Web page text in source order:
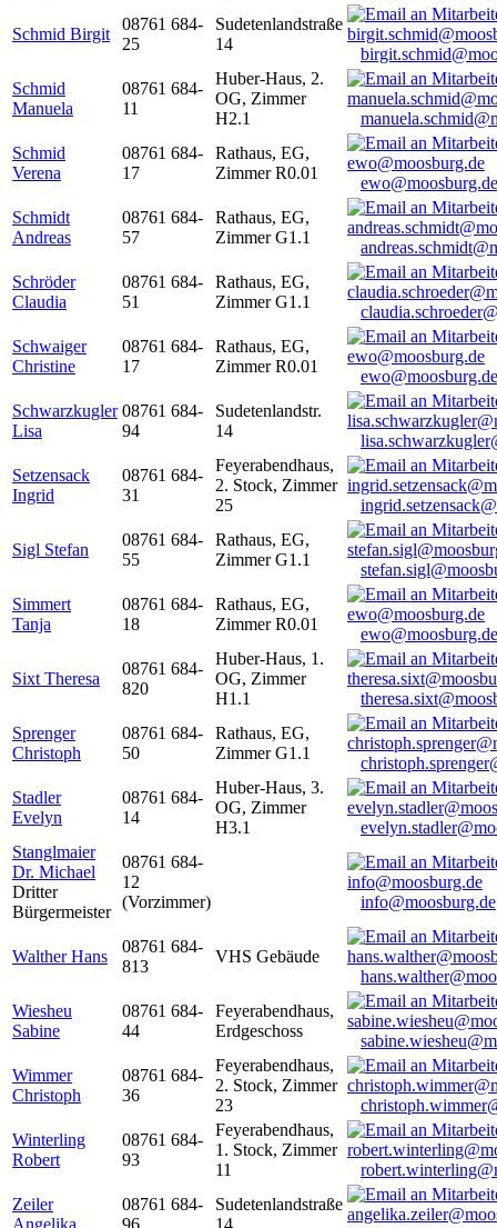
Schmid Birgit
08761 684-
25
Sudetenlandstraße
14
Schmid
Manuela
08761 684-
11
Huber-Haus, 2.
OG, Zimmer
H2.1
Schmid
Verena
08761 684-
17
Rathaus, EG,
Zimmer R0.01
ewo@moosburg.de
Schmidt
Andreas
08761 684-
57
Rathaus, EG,
Zimmer G1.1
Schröder
Claudia
08761 684-
51
Rathaus, EG,
Zimmer G1.1
Schwaiger
Christine
08761 684-
17
Rathaus, EG,
Zimmer R0.01
ewo@moosburg.de
Schwarzkugler
Lisa
08761 684-
94
Sudetenlandstr.
14
Setzensack
Ingrid
08761 684-
31
Feyerabendhaus,
2. Stock, Zimmer
25
Sigl Stefan
08761 684-
55
Rathaus, EG,
Zimmer G1.1
Simmert
Tanja
08761 684-
18
Rathaus, EG,
Zimmer R0.01
ewo@moosburg.de
Sixt Theresa
08761 684-
820
Huber-Haus, 1.
OG, Zimmer
H1.1
Sprenger
Christoph
08761 684-
50
Rathaus, EG,
Zimmer G1.1
Stadler
Evelyn
08761 684-
14
Huber-Haus, 3.
OG, Zimmer
H3.1
Stanglmaier
Dr. Michael
Dritter
Bürgermeister
08761 684-
12
(Vorzimmer)
info@moosburg.de
Walther Hans
08761 684-
813
VHS Gebäude
Wiesheu
Sabine
08761 684-
44
Feyerabendhaus,
Erdgeschoss
Wimmer
Christoph
08761 684-
36
Feyerabendhaus,
2. Stock, Zimmer
23
Winterling
Robert
08761 684-
93
Feyerabendhaus,
1. Stock, Zimmer
11
Zeiler
Angelika
08761 684-
96
Sudetenlandstraße
14